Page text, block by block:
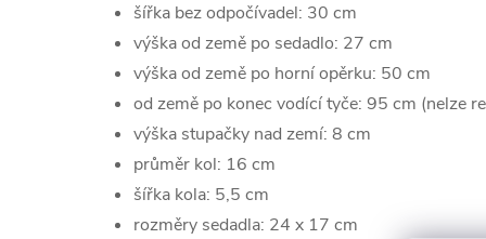
šířka bez odpočívadel: 30 cm
výška od země po sedadlo: 27 cm
výška od země po horní opěrku: 50 cm
od země po konec vodící tyče: 95 cm (nelze
výška stupačky nad zemí: 8 cm
průměr kol: 16 cm
šířka kola: 5,5 cm
rozměry sedadla: 24 x 17 cm